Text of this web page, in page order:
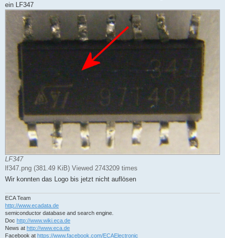
a
d
ein LF347
LF347
lf347.png (381.49 KiB) Viewed 2743209 times
Wir konnten das Logo bis jetzt nicht auflösen
ECA Team
http://www.ecadata.de
semiconductor database and search engine.
Doc http://www.wiki.eca.de
News at http://www.eca.de
Facebook at https://www.facebook.com/ECAElectronic